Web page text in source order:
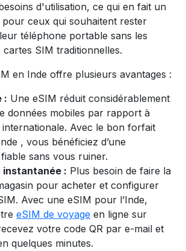
d'utilisation, ce qui en fait un
ceux qui souhaitent rester
téléphone portable sans les
SIM traditionnelles.
en Inde offre plusieurs avantages :
: Une eSIM réduit considérablement
données mobiles par rapport à
internationale. Avec le bon forfait
, vous bénéficiez d’une
sans vous ruiner.
: Plus besoin de faire la
pour acheter et configurer
Avec une eSIM pour l’Inde,
eSIM de voyage en ligne sur
votre code QR par e-mail et
quelques minutes.